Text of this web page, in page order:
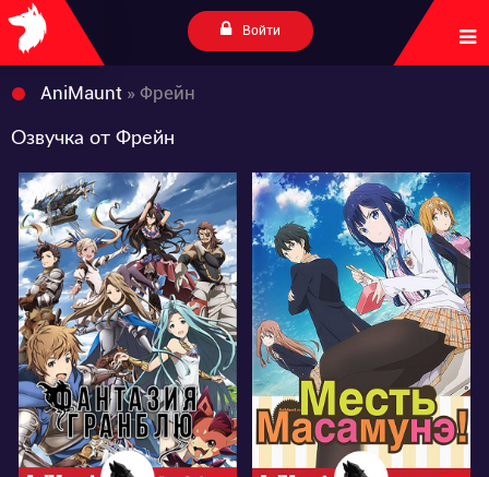
Войти
AniMaunt » Фрейн
Озвучка от Фрейн
44147
5 35
38546
8